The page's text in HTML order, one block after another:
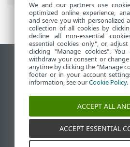
Zobrazit verzi pro počítač
End of Life
ESET Databáze znalostí
ESET Forum
ESET Status Portal
Regionální podpora
We and our partners use
optimized online experience,
and serve you with personalized
collection of all cookies by
decline all non-essential
essential cookies only", or
clicking "Manage cookies".
withdraw your consent or
anytime by clicking the "Manage
footer or in your account
information, see ourCookie Policy.
ACCEPT ALL
ACCEPT ESSENTIAL